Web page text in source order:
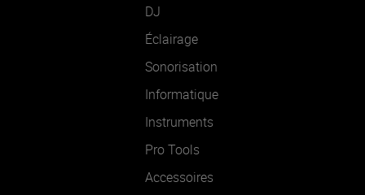
DJ
Éclairage
Sonorisation
Informatique
Instruments
Pro Tools
Accessoires